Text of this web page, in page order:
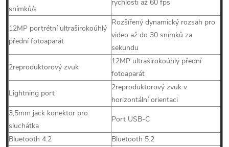
snímků/s
rychlosti až 60 fps
12MP portrétní ultraširokoúhlý
přední fotoaparát
Rozšířený dynamický rozsah pro
video až do 30 snímků za
sekundu
2reproduktorový zvuk
12MP ultraširokoúhlý přední
fotoaparát
Lightning port
2reproduktorový zvuk v
horizontální orientaci
3,5mm jack konektor pro
sluchátka
Port USB-C
Bluetooth 4.2
Bluetooth 5.2